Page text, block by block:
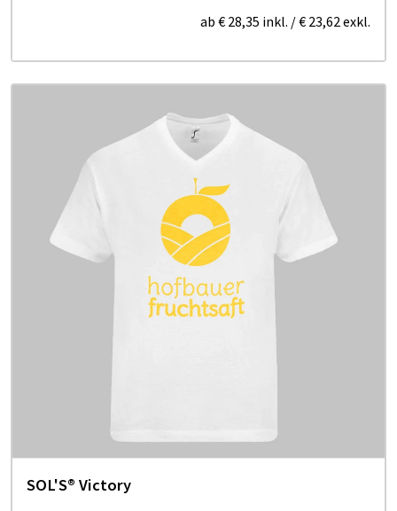
ab € 28,35 inkl. /€ 23,62exkl.
SOL'S® Victory